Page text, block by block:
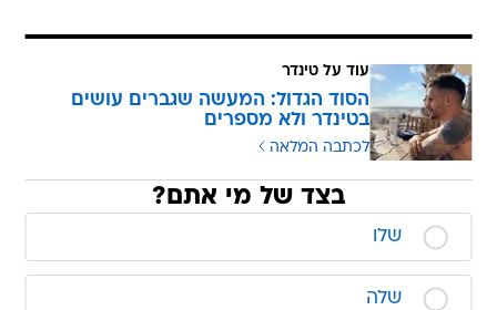
עוד על טינדר
הסוד הגדול: המעשה שגברים עושים
בטינדר ולא מספרים
לכתבה המלאה
בצד של מי אתם?
שלו
שלה